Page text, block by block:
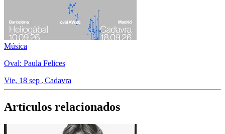
Música
Oval: Paula Felices
Vie, 18 sep Cadavra
Artículos relacionados